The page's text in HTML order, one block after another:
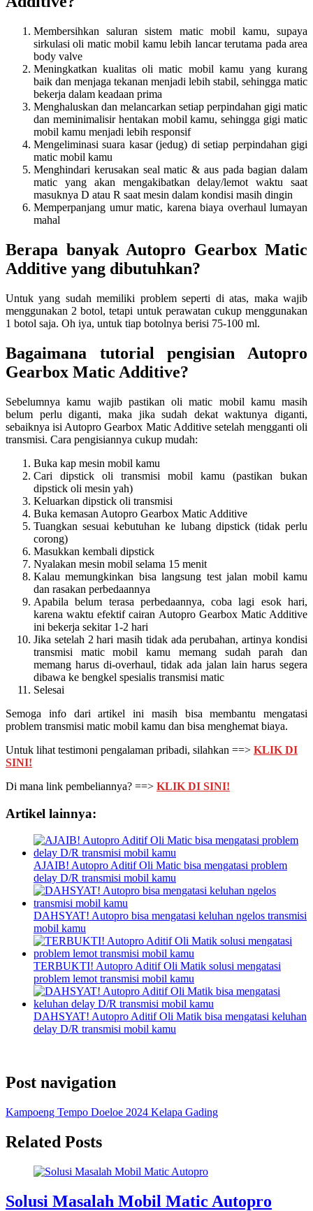
Membersihkan saluran sistem matic mobil kamu, supaya
sirkulasi oli matic mobil kamu lebih lancar terutama pada area
body valve
Meningkatkan kualitas oli matic mobil kamu yang kurang
baik dan menjaga tekanan menjadi lebih stabil, sehingga matic
bekerja dalam keadaan prima
Menghaluskan dan melancarkan setiap perpindahan gigi matic
dan meminimalisir hentakan mobil kamu, sehingga gigi matic
mobil kamu menjadi lebih responsif
Mengeliminasi suara kasar (jedug) di setiap perpindahan gigi
matic mobil kamu
Menghindari kerusakan seal matic & aus pada bagian dalam
matic yang akan mengakibatkan delay/lemot waktu saat
masuknya D atau R saat mesin dalam kondisi masih dingin
Memperpanjang umur matic, karena biaya overhaul lumayan
mahal
Berapa banyak Autopro Gearbox Matic
Additive yang dibutuhkan?
Untuk yang sudah memiliki problem seperti di atas, maka wajib
menggunakan 2 botol, tetapi untuk perawatan cukup menggunakan
1 botol saja. Oh iya, untuk tiap botolnya berisi 75-100 ml.
Bagaimana tutorial pengisian Autopro
Gearbox Matic Additive?
Sebelumnya kamu wajib pastikan oli matic mobil kamu masih
belum perlu diganti, maka jika sudah dekat waktunya diganti,
sebaiknya isi Autopro Gearbox Matic Additive setelah mengganti oli
transmisi. Cara pengisiannya cukup mudah:
Buka kap mesin mobil kamu
Cari dipstick oli transmisi mobil kamu (pastikan bukan
dipstick oli mesin yah)
Keluarkan dipstick oli transmisi
Buka kemasan Autopro Gearbox Matic Additive
Tuangkan sesuai kebutuhan ke lubang dipstick (tidak perlu
corong)
Masukkan kembali dipstick
Nyalakan mesin mobil selama 15 menit
Kalau memungkinkan bisa langsung test jalan mobil kamu
dan rasakan perbedaannya
Apabila belum terasa perbedaannya, coba lagi esok hari,
karena waktu efektif cairan Autopro Gearbox Matic Additive
ini bekerja sekitar 1-2 hari
Jika setelah 2 hari masih tidak ada perubahan, artinya kondisi
transmisi matic mobil kamu memang sudah parah dan
memang harus di-overhaul, tidak ada jalan lain harus segera
dibawa ke bengkel spesialis transmisi matic
Selesai
Semoga info dari artikel ini masih bisa membantu mengatasi
problem transmisi matic mobil kamu dan bisa menghemat biaya.
Untuk lihat testimoni pengalaman pribadi, silahkan ==> KLIK DI
SINI!
Di mana link pembeliannya? ==> KLIK DI SINI!
Artikel lainnya:
AJAIB! Autopro Aditif Oli Matic bisa mengatasi problem
delay D/R transmisi mobil kamu
DAHSYAT! Autopro bisa mengatasi keluhan ngelos transmisi
mobil kamu
TERBUKTI! Autopro Aditif Oli Matik solusi mengatasi
problem lemot transmisi mobil kamu
DAHSYAT! Autopro Aditif Oli Matik bisa mengatasi keluhan
delay D/R transmisi mobil kamu
Post navigation
Kampoeng Tempo Doeloe 2024 Kelapa Gading
Related Posts
Solusi Masalah Mobil Matic Autopro